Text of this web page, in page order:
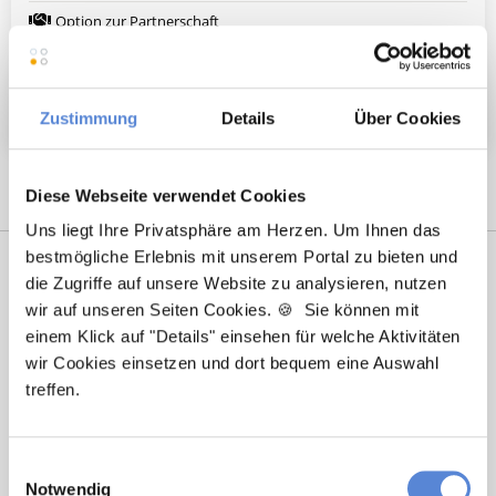
Zustimmung Details Über Cookies
Diese Webseite verwendet Cookies
Uns liegt Ihre Privatsphäre am Herzen. Um Ihnen das
bestmögliche Erlebnis mit unserem Portal zu bieten und
die Zugriffe auf unsere Website zu analysieren, nutzen
wir auf unseren Seiten Cookies. 🍪 Sie können mit
einem Klick auf "Details" einsehen für welche Aktivitäten
wir Cookies einsetzen und dort bequem eine Auswahl
treffen.
Notwendig
Option zur Partnerschaft